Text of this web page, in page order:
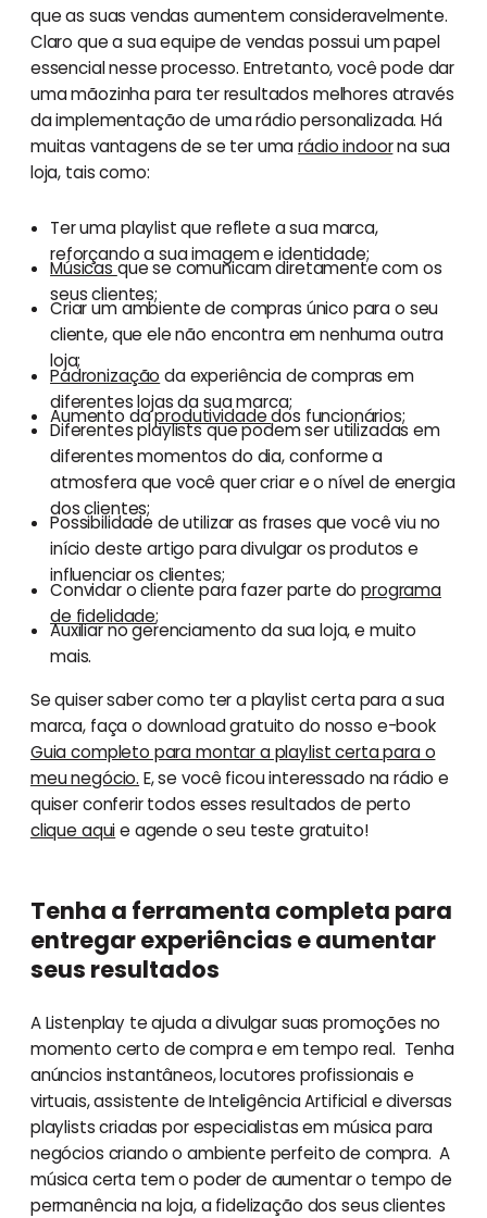
que as suas vendas aumentem consideravelmente.
Claro que a sua equipe de vendas possui um papel
essencial nesse processo. Entretanto, você pode dar
uma mãozinha para ter resultados melhores através
da implementação de uma rádio personalizada. Há
muitas vantagens de se ter umarádio indoorna sua
loja, tais como:
Ter uma playlist que reflete a sua marca,
reforçando a sua imagem e identidade;
Músicas que se comunicam diretamente com os
seus clientes;
Criar um ambiente de compras único para o seu
cliente, que ele não encontra em nenhuma outra
loja;
Padronização da experiência de compras em
diferentes lojas da sua marca;
Aumento daprodutividadedos funcionários;
Diferentes playlists que podem ser utilizadas em
diferentes momentos do dia, conforme a
atmosfera que você quer criar e o nível de energia
dos clientes;
Possibilidade de utilizar as frases que você viu no
início deste artigo para divulgar os produtos e
influenciar os clientes;
Convidar o cliente para fazer parte doprograma
de fidelidade;
Auxiliar no gerenciamento da sua loja, e muito
mais.
Se quiser saber como ter a playlist certa para a sua
marca, faça o download gratuito do nosso e-book
Guia completo para montar a playlist certa para o
meu negócio. E, se você ficou interessado na rádio e
quiser conferir todos esses resultados de perto
clique aquie agende o seu teste gratuito!
Tenha a ferramenta completa para
entregar experiências e aumentar
seus resultados
A Listenplay te ajuda a divulgar suas promoções no
momento certo de compra e em tempo real. Tenha
anúncios instantâneos, locutores profissionais e
virtuais, assistente de Inteligência Artificial e diversas
playlists criadas por especialistas em música para
negócios criando o ambiente perfeito de compra. A
música certa tem o poder de aumentar o tempo de
permanência na loja, a fidelização dos seus clientes